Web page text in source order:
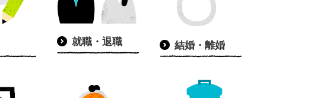
就職・退職 結婚・離婚